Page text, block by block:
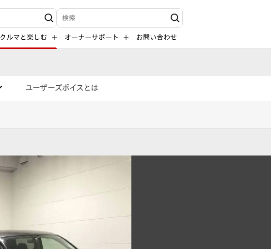
検索キーワード入力
クルマと楽しむ オーナーサポート お問い合わせ
ユーザーズボイスとは